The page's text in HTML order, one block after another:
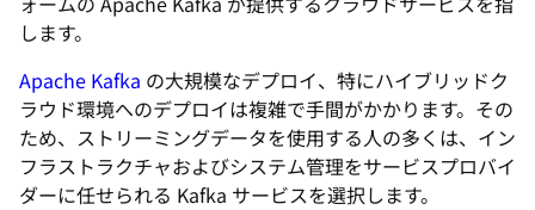
します。
Apache Kafka の大規模なデプロイ、特にハイブリッドク
ラウド環境へのデプロイは複雑で手間がかかります。その
ため、ストリーミングデータを使用する人の多くは、イン
フラストラクチャおよびシステム管理をサービスプロバイ
ダーに任せられる Kafka サービスを選択します。